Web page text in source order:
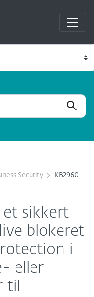
Security KB2960
et sikkert
blokeret
i
eller
til